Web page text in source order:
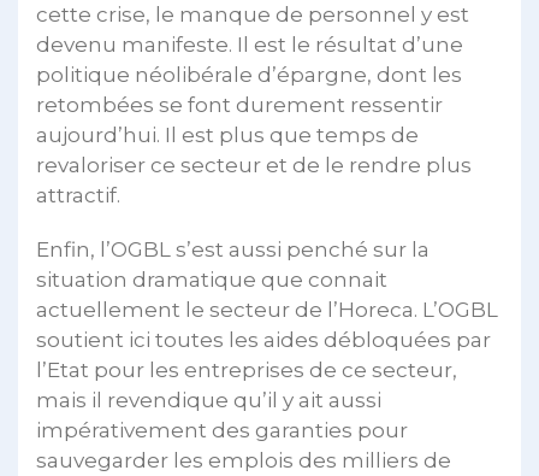
cette crise, le manque de personnel y est
devenu manifeste. Il est le résultat d’une
politique néolibérale d’épargne, dont les
retombées se font durement ressentir
aujourd’hui. Il est plus que temps de
revaloriser ce secteur et de le rendre plus
attractif.
Enfin, l’OGBL s’est aussi penché sur la
situation dramatique que connait
actuellement le secteur de l’Horeca. L’OGBL
soutient ici toutes les aides débloquées par
l’Etat pour les entreprises de ce secteur,
mais il revendique qu’il y ait aussi
impérativement des garanties pour
sauvegarder les emplois des milliers de